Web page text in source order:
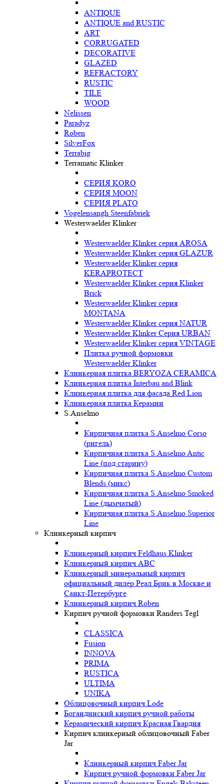
ANTIQUE
ANTIQUE and RUSTIC
ART
CORRUGATED
DECORATIVE
GLAZED
REFRACTORY
RUSTIC
TILE
WOOD
Nelissen
Paradyz
Roben
SilverFox
Terrabig
Terramatic Klinker
СЕРИЯ KORO
СЕРИЯ MOON
СЕРИЯ PLATO
Vogelensangh Steenfabriek
Westerwaelder Klinker
Westerwaelder Klinker серия AROSA
Westerwaelder Klinker серия GLAZUR
Westerwaelder Klinker серия
KERAPROTECT
Westerwaelder Klinker серия Klinker
Brick
Westerwaelder Klinker серия
MONTANA
Westerwaelder Klinker серия NATUR
Westerwaelder Klinker Серия URBAN
Westerwaelder Klinker серия VINTAGE
Плитка ручной формовки
Westerwaelder Klinker
Клинкерная плитка BERYOZA CERAMICA
Клинкерная плитка Interbau and Blink
Клинкерная плитка для фасада Red Lion
Клинкерная плитка Керамин
S.Anselmo
Кирпичная плитка S.Anselmo Corso
(ригель)
Кирпичная плитка S.Anselmo Antic
Line (под старину)
Кирпичная плитка S.Anselmo Custom
Blends (микс)
Кирпичная плитка S.Anselmo Smoked
Line (дымчатый)
Кирпичная плитка S.Anselmo Superior
Line
Клинкерный кирпич
Клинкерный кирпич Feldhaus Klinker
Клинкерный кирпич ABC
Клинкерный минеральный кирпич
официальный дилер Реал Брик в Москве и
Санкт-Петербурге
Клинкерный кирпич Roben
Кирпич ручной формовки Randers Tegl
CLASSICA
Fusion
INNOVA
PRIMA
RUSTICA
ULTIMA
UNIKA
Oблицовочный кирпич Lode
Богандинский кирпич ручной работы
Керамический кирпич Красная Гвардия
Кирпич клинкерный облицовочный Faber
Jar
Клинкерный кирпич Faber Jar
Кирпич ручной формовки Faber Jar